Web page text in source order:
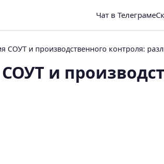
Чат в Телеграме
СОУТ и производственного контроля:
и